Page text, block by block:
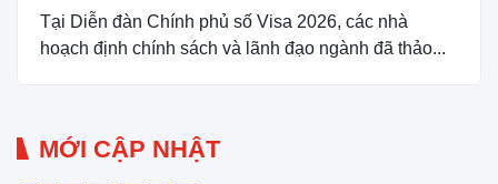
Tại Diễn đàn Chính phủ số Visa 2026, các nhà
hoạch định chính sách và lãnh đạo ngành đã thảo...
MỚI CẬP NHẬT